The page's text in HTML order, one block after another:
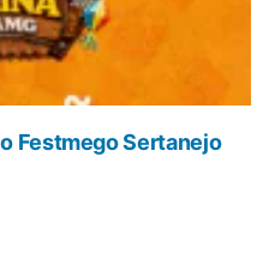
Festmego Sertanejo